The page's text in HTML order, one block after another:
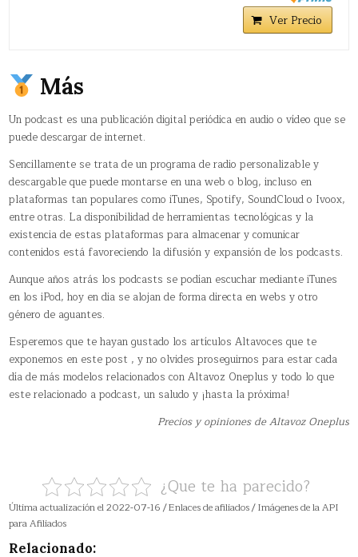
Ver Precio
Más
Un podcast es una publicación digital periódica en audio o vídeo que se
puede descargar de internet.
Sencillamente se trata de un programa de radio personalizable y
descargable que puede montarse en una web o blog, incluso en
plataformas tan populares como iTunes, Spotify, SoundCloud o Ivoox,
entre otras. La disponibilidad de herramientas tecnológicas y la
existencia de estas plataformas para almacenar y comunicar
contenidos está favoreciendo la difusión y expansión de los podcasts.
Aunque años atrás los podcasts se podían escuchar mediante iTunes
en los iPod, hoy en dia se alojan de forma directa en webs y otro
género de aguantes.
Esperemos que te hayan gustado los artículos Altavoces que te
exponemos en este post , y no olvides proseguirnos para estar cada
día de más modelos relacionados con Altavoz Oneplus y todo lo que
este relacionado a podcast, un saludo y ¡hasta la próxima!
Precios y opiniones de Altavoz Oneplus
¿Que te ha parecido?
Última actualización el 2022-07-16 / Enlaces de afiliados / Imágenes de la API
para Afiliados
Relacionado: